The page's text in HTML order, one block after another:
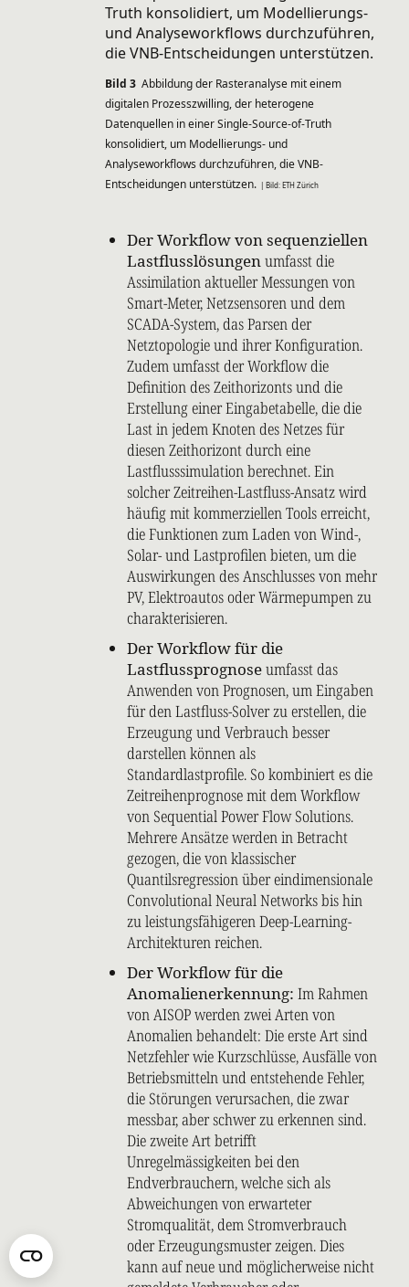
Bild 3 Abbildung der Rasteranalyse mit einem
digitalen Prozesszwilling, der heterogene
Datenquellen in einer Single-Source-of-Truth
konsolidiert, um Modellierungs- und
Analyseworkflows durchzuführen, die VNB-
Entscheidungen unterstützen. | Bild: ETH Zürich
Der Workflow von sequenziellen
Lastflusslösungenumfasst die
Assimilation aktueller Messungen von
Smart-Meter, Netzsensoren und dem
SCADA-System, das Parsen der
Netztopologie und ihrer Konfiguration.
Zudem umfasst der Workflow die
Definition des Zeithorizonts und die
Erstellung einer Eingabetabelle, die die
Last in jedem Knoten des Netzes für
diesen Zeithorizont durch eine
Lastflusssimulation berechnet. Ein
solcher Zeitreihen-Lastfluss-Ansatz wird
häufig mit kommerziellen Tools erreicht,
die Funktionen zum Laden von Wind-,
Solar- und Lastprofilen bieten, um die
Auswirkungen des Anschlusses von mehr
PV, Elektroautos oder Wärmepumpen zu
charakterisieren.
Der Workflow für die
Lastflussprognoseumfasst das
Anwenden von Prognosen, um Eingaben
für den Lastfluss-Solver zu erstellen, die
Erzeugung und Verbrauch besser
darstellen können als
Standardlastprofile. So kombiniert es die
Zeitreihenprognose mit dem Workflow
von Sequential Power Flow Solutions.
Mehrere Ansätze werden in Betracht
gezogen, die von klassischer
Quantilsregression über eindimensionale
Convolutional Neural Networks bis hin
zu leistungsfähigeren Deep-Learning-
Architekturen reichen.
Der Workflow für die
Anomalienerkennung: Im Rahmen
von AISOP werden zwei Arten von
Anomalien behandelt: Die erste Art sind
Netzfehler wie Kurzschlüsse, Ausfälle von
Betriebsmitteln und entstehende Fehler,
die Störungen verursachen, die zwar
messbar, aber schwer zu erkennen sind.
Die zweite Art betrifft
Unregelmässigkeiten bei den
Endverbrauchern, welche sich als
Abweichungen von erwarteter
Stromqualität, dem Stromverbrauch
oder Erzeugungsmuster zeigen. Dies
kann auf neue und möglicherweise nicht